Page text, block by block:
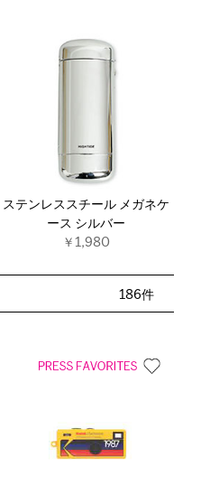
ステンレススチール メガネケ
ース シルバー
￥1,980
186件